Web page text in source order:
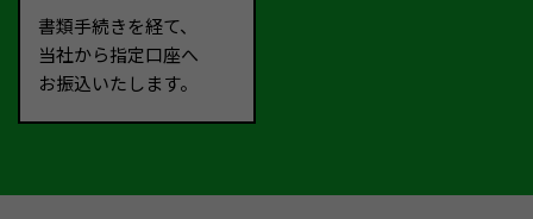
書類手続きを経て、
当社から指定口座へ
お振込いたします。